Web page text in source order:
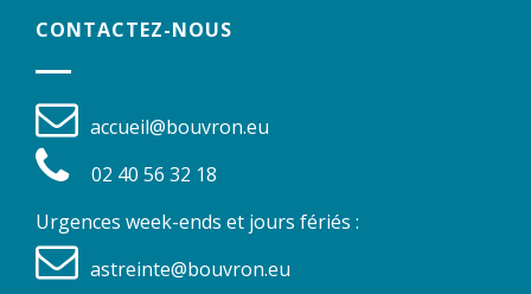
CONTACTEZ-NOUS
accueil@bouvron.eu
02 40 56 32 18
Urgences week-ends et jours fériés :
astreinte@bouvron.eu